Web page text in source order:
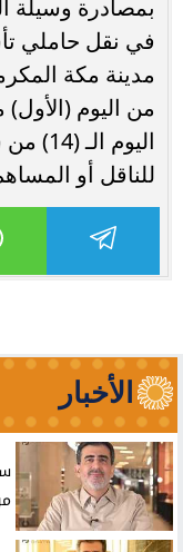
بمصادرة وسيلة
في نقل حاملي
مدينة مكة
من اليوم
اليوم
للناقل أو
الأخبار